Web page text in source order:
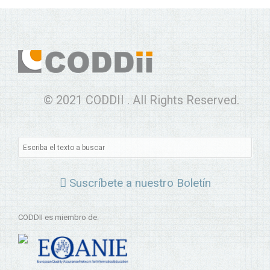
© 2021 CODDII . All Rights Reserved.
Suscríbete a nuestro Boletín
CODDII es miembro de: